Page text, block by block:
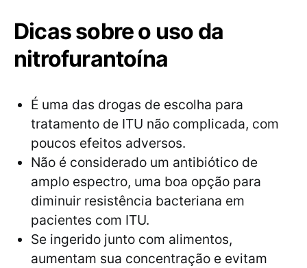
Dicas sobre o uso da
nitrofurantoína
É uma das drogas de escolha para
tratamento de ITU não complicada, com
poucos efeitos adversos.
Não é considerado um antibiótico de
amplo espectro, uma boa opção para
diminuir resistência bacteriana em
pacientes com ITU.
Se ingerido junto com alimentos,
aumentam sua concentração e evitam